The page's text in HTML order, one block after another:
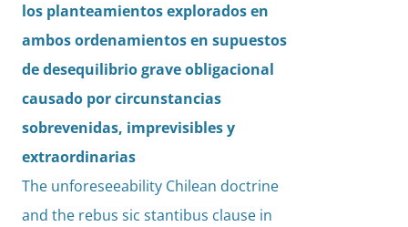
los planteamientos explorados en
ambos ordenamientos en supuestos
de desequilibrio grave obligacional
causado por circunstancias
sobrevenidas, imprevisibles y
extraordinarias
The unforeseeability Chilean doctrine
and the rebus sic stantibus clause in